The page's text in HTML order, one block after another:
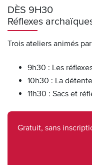
DÈS 9H30
Réflexes
Trois ateliers animés
9h30 : Les
10h30 : La
11h30 : Sacs et
Gratuit, sans